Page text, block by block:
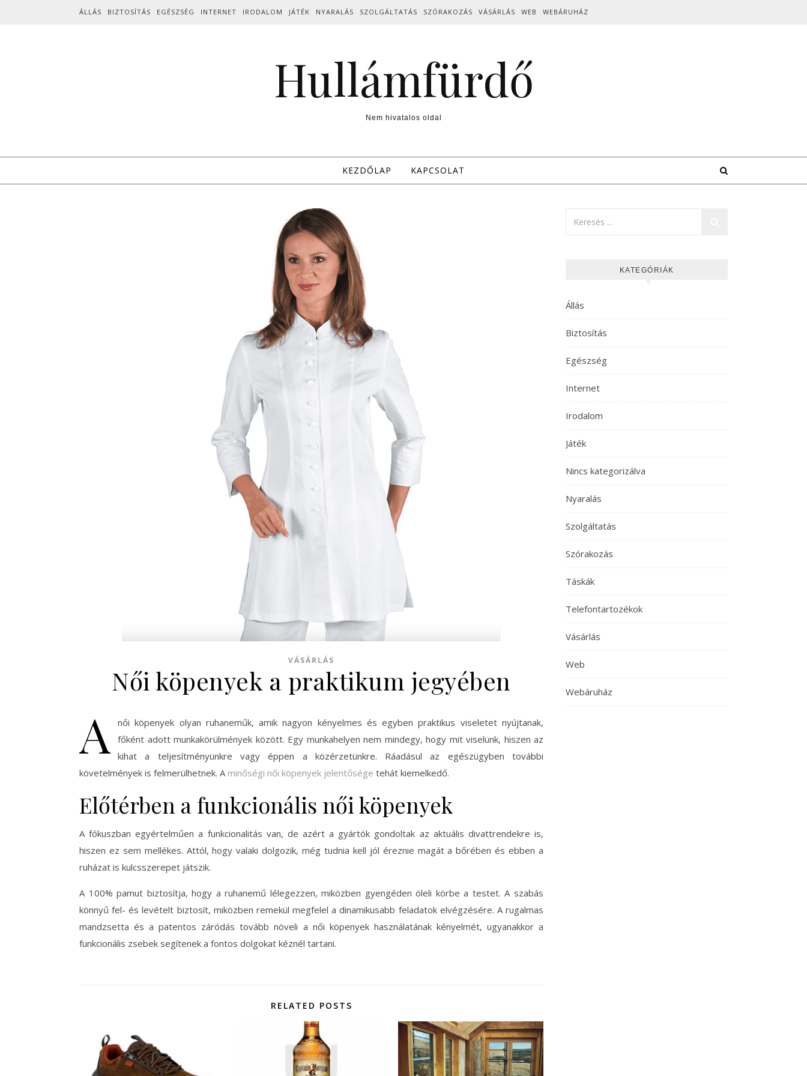
ÁLLÁS BIZTOSÍTÁS EGÉSZSÉG INTERNET IRODALOM JÁTÉK NYARALÁS SZOLGÁLTATÁS SZÓRAKOZÁS VÁSÁRLÁS WEB WEBÁRUHÁZ
Hullámfürdő
Nem hivatalos oldal
KEZDŐLAP KAPCSOLAT
VÁSÁRLÁS
Női köpenyek a praktikum jegyében
A
női köpenyek olyan ruhaneműk, amik nagyon kényelmes és egyben praktikus viseletet nyújtanak,
főként adott munkakörülmények között. Egy munkahelyen nem mindegy, hogy mit viselünk, hiszen az
kihat a teljesítményünkre vagy éppen a közérzetünkre. Ráadásul az egészügyben további
követelmények is felmerülhetnek. A minőségi női köpenyek jelentősége tehát kiemelkedő.
Előtérben a funkcionális női köpenyek
A fókuszban egyértelműen a funkcionalitás van, de azért a gyártók gondoltak az aktuális divattrendekre is,
hiszen ez sem mellékes. Attól, hogy valaki dolgozik, még tudnia kell jól éreznie magát a bőrében és ebben a
ruházat is kulcsszerepet játszik.
A 100% pamut biztosítja, hogy a ruhanemű lélegezzen, miközben gyengéden öleli körbe a testet. A szabás
könnyű fel- és levételt biztosít, miközben remekül megfelel a dinamikusabb feladatok elvégzésére. A rugalmas
mandzsetta és a patentos záródás tovább növeli a női köpenyek használatának kényelmét, ugyanakkor a
funkcionális zsebek segítenek a fontos dolgokat kéznél tartani.
RELATED POSTS
KATEGÓRIÁK
Állás
Biztosítás
Egészség
Internet
Irodalom
Játék
Nincs kategorizálva
Nyaralás
Szolgáltatás
Szórakozás
Táskák
Telefontartozékok
Vásárlás
Web
Webáruház